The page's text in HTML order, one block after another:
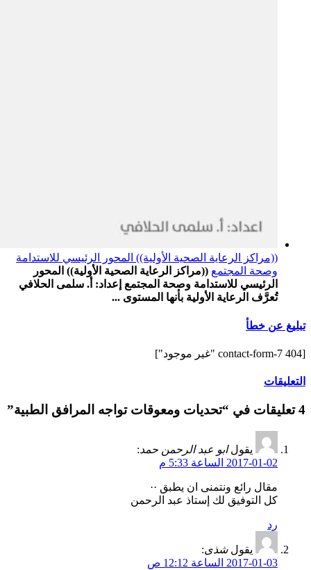
((مراكز الرعاية الصحية الأولية)) المحور الرئيسي للاستدامة
وصحة المجتمع ((مراكز الرعاية الصحية الأولية)) المحور
الرئيسي للاستدامة وصحة المجتمع إعداد: أ. سلمى الحلافي
تُعرَّف الرعاية الأولية بأنها المستوى ...
تبليغ عن خطأ
[contact-form-7 404 "غير موجود"]
التعليقات
4 تعليقات في “تحديات ومعوقات تواجه المرافق الطبية”
يقول ابو عبد الرحمن حمد:
2017-01-02 الساعة 5:33 م
مقال رائع ونتمنى ان يطبق ··
كل التوفيق لك إستاذ عبد الرحمن
رد
يقول شذى:
2017-01-03 الساعة 12:12 ص